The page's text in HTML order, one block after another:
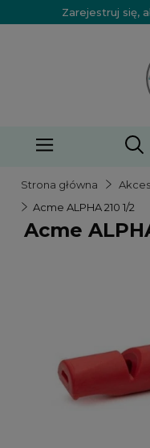
Zarejestruj się,
Strona główna
Acme ALPHA 210 1/2
Acme